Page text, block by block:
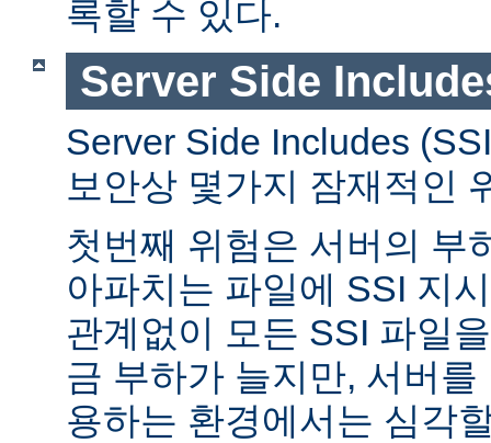
록할 수 있다.
Server Side
Server Side Includes
보안상 몇가지 잠재적인
첫번째 위험은 서버의 부
아파치는 파일에 SSI 지
관계없이 모든 SSI 파일
금 부하가 늘지만, 서버
용하는 환경에서는 심각